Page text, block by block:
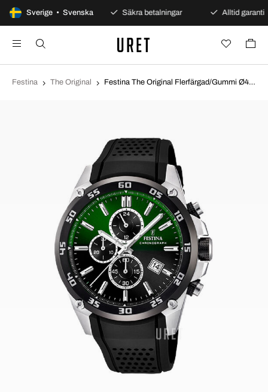
Sverige • Svenska
100 dagars öppet köp Säkra betalningar Alltid garanti
Festina The Original Festina The Original Flerfärgad/Gummi Ø47 mm F20330-B